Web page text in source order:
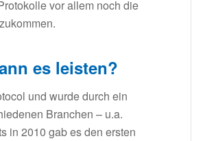
vor allem noch die
es leisten?
und wurde durch ein
Branchen – u.a.
in 2010 gab es den ersten